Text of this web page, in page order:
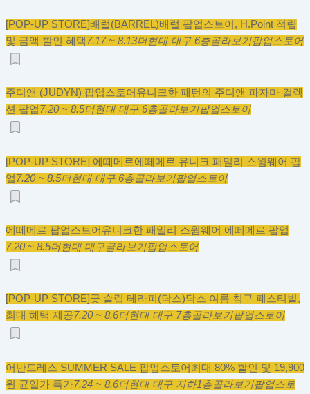
[POP-UP STORE]배럴(BARREL)배럴 팝업스토어, H.Point 적립
및 금액 할인 혜택7.17 ~ 8.13더현대 대구 6층골라보기팝업스토어
주디앤 (JUDYN) 팝업스토어 유니크한 패턴의 주디앤 파자마 컬렉
션 팝업7.20 ~ 8.5더현대 대구 6층골라보기팝업스토어
[POP-UP STORE] 에떼메르에떼메르 유니크 패밀리 스윔웨어 팝
업7.20 ~ 8.5더현대 대구 6층골라보기팝업스토어
에떼메르 팝업스토어 유니크한 패밀리 스윔웨어 에떼메르 팝업
7.20 ~ 8.5더현대 대구골라보기팝업스토어
[POP-UP STORE]굿 슬립 테라피(닥스)닥스 여름 침구 페스티벌,
최대 혜택 제공7.20 ~ 8.6더현대 대구 7층골라보기팝업스토어
어반드레스 SUMMER SALE 팝업스토어최대 80% 할인 및 19,900
원 균일가 특가7.24 ~ 8.6더현대 대구 지하1층골라보기팝업스토